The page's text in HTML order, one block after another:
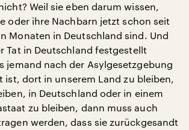
Weil sie eben darum wissen,
oder ihre Nachbarn jetzt schon seit
Monaten in Deutschland sind. Und
Tat in Deutschland festgestellt
jemand nach der Asylgesetzgebung
ist, dort in unserem Land zu bleiben,
in Deutschland oder in einem
zu bleiben, dann muss auch
werden, dass sie zurückgesandt